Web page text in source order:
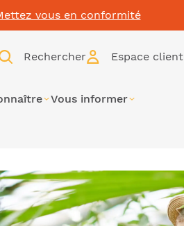
vous en conformité
Rechercher Espace client
Vous informer